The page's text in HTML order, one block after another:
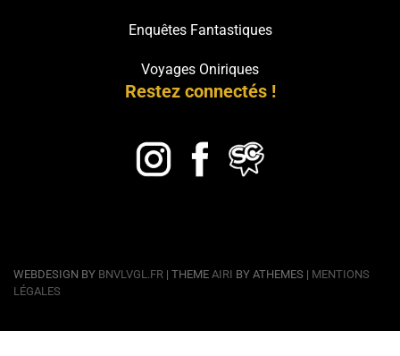
Enquêtes Fantastiques
Voyages Oniriques
Restez connectés !
WEBDESIGN BY BNVLVGL.FR | THEME AIRI BY ATHEMES | MENTIONS
LÉGALES